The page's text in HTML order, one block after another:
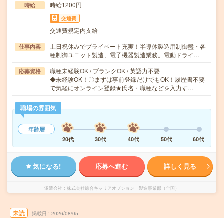
時給 時給1200円
交通費
交通費規定内支給
仕事内容
土日祝休みでプライベート充実！半導体製造用制御盤・各
種制御ユニット製造、電子機器製造業務。電動ドライ…
応募資格
職種未経験OK / ブランクOK / 英語力不要
◆未経験OK！〇まずは事前登録だけでもOK！履歴書不要
で気軽にオンライン登録★氏名・職種などを入力す…
職場の雰囲気
年齢層
20代
30代 40代 50代 60代
気になる! 応募へ進む 詳しく見る
派遣会社 株式会社綜合キャリアオプション 製造事業部（全国）
未読 掲載日 2026/08/05